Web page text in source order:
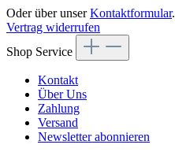
Oder über unserKontaktformular.
Vertrag widerrufen
Shop Service
Kontakt
Über Uns
Zahlung
Versand
Newsletter abonnieren